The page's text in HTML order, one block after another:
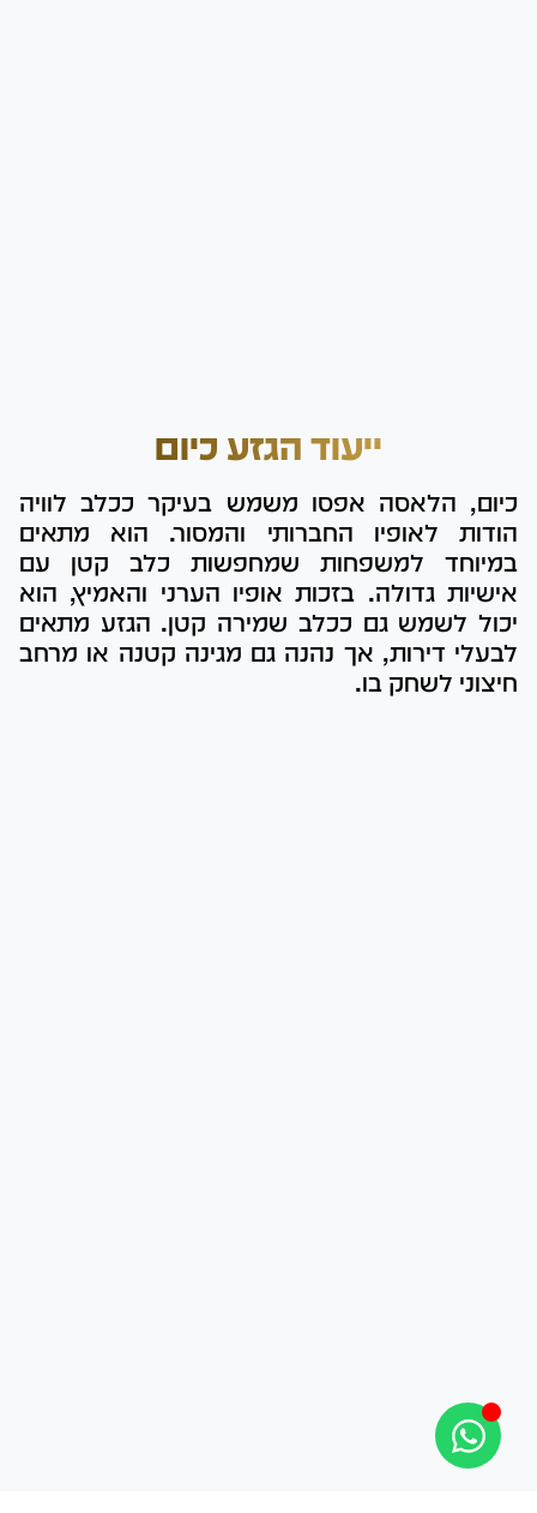
ייעוד הגזע כיום
כיום, הלאסה אפסו משמש בעיקר ככלב לוויה
הודות לאופיו החברותי והמסור. הוא מתאים
במיוחד למשפחות שמחפשות כלב קטן עם
אישיות גדולה. בזכות אופיו הערני והאמיץ, הוא
יכול לשמש גם ככלב שמירה קטן. הגזע מתאים
לבעלי דירות, אך נהנה גם מגינה קטנה או מרחב
חיצוני לשחק בו.